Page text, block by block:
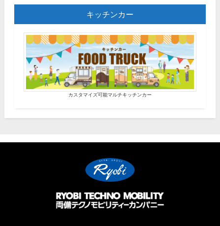
キッチンカー
カスタマイズ可能マルチキッチンカー